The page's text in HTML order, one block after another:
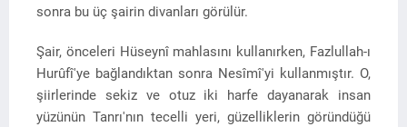
sonra bu üç şairin divanları görülür.
Şair, önceleri Hüseynî mahlasını kullanırken, Fazlullah-ı
Hurûfî'ye bağlandıktan sonra Nesîmî'yi kullanmıştır. O,
şiirlerinde sekiz ve otuz iki harfe dayanarak insan
yüzünün Tanrı'nın tecelli yeri, güzelliklerin göründüğü